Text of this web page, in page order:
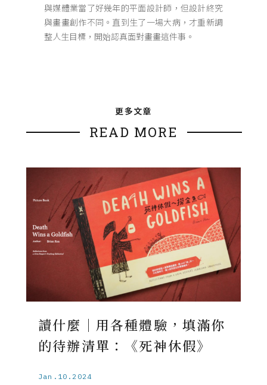
與媒體業當了好幾年的平面設計師，但設計終究
與畫畫創作不同。直到生了一場大病，才重新調
整人生目標，開始認真面對畫畫這件事。
更多文章
READ MORE
讀什麼｜用各種體驗，填滿你
的待辦清單：《死神休假》
Jan.10.2024